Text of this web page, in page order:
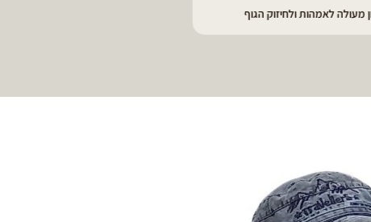
מורינגה עושה פלאים לגוף